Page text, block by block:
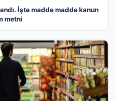
İşte madde madde kanun
metni